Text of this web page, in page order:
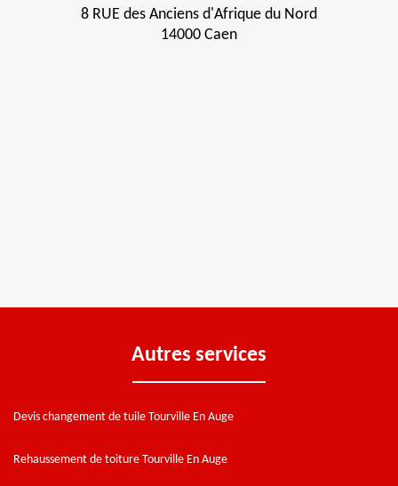
8 RUE des Anciens d'Afrique du Nord
14000 Caen
Autres services
Devis changement de tuile Tourville En Auge
Rehaussement de toiture Tourville En Auge